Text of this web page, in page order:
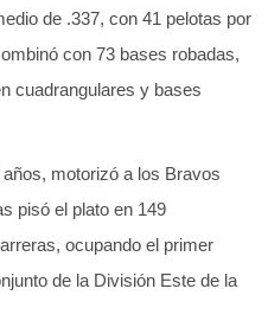
de .337, con 41 pelotas por
con 73 bases robadas,
cuadrangulares y bases
motorizó a los Bravos
pisó el plato en 149
ocupando el primer
de la División Este de la